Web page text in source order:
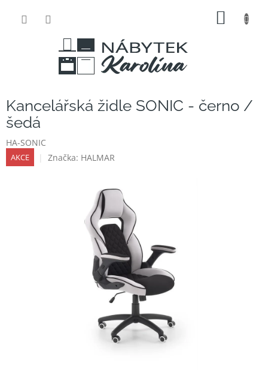
Kancelářská židle SONIC - černo /
šedá
HA-SONIC
AKCE Značka: HALMAR